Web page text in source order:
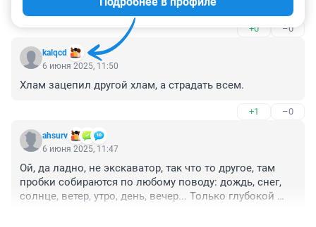
перестали ездить на стоянки катеров. Вот и катаются
по городу то бедолаги с баулайнерами то
экскаваторщик со стрелой
+0 –0
kalqcd
6 июня 2025, 11:50
Хлам зацепил другой хлам, а страдать всем.
+1 –0
ahsurv
6 июня 2025, 11:47
Ой, да ладно, не экскаватор, так что то другое, там
пробки собираются по любому поводу: дождь, снег,
солнце, ветер, утро, день, вечер... Только глубокой